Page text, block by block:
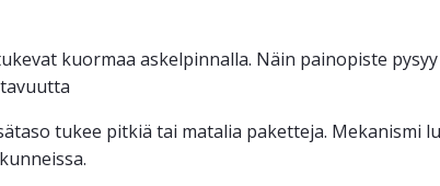
kuormaa askel­pinnalla. Näin painopiste
tukee pitkiä tai matalia paketteja.